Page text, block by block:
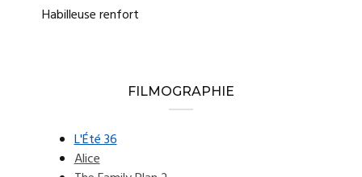
Habilleuse renfort
FILMOGRAPHIE
L'Été 36
Alice